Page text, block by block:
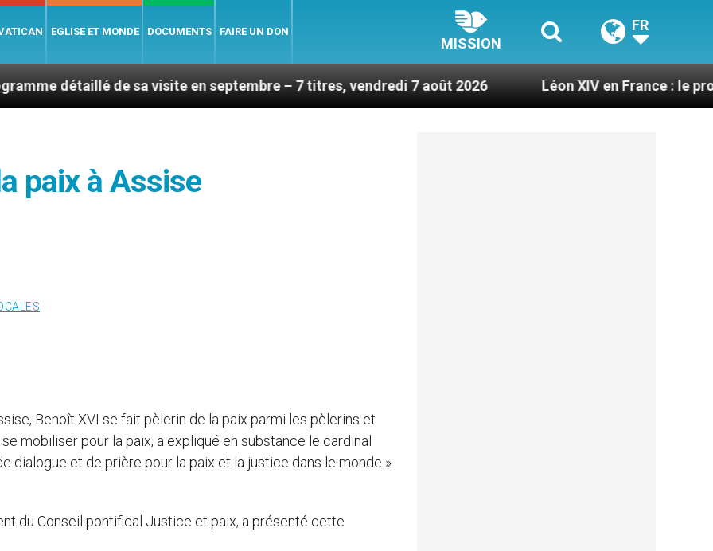
EGLISE ET MONDE DOCUMENTS FAIRE UN DON
MISSION
FR
de sa visite en septembre – 7 titres, vendredi 7 août 2026 Léon XIV en France : le programme
paix à Assise
Benoît XVI se fait pèlerin de la paix parmi les pèlerins et
mobiliser pour la paix, a expliqué en substance le cardinal
dialogue et de prière pour la paix et la justice dans le monde »
du Conseil pontifical Justice et paix, a présenté cette